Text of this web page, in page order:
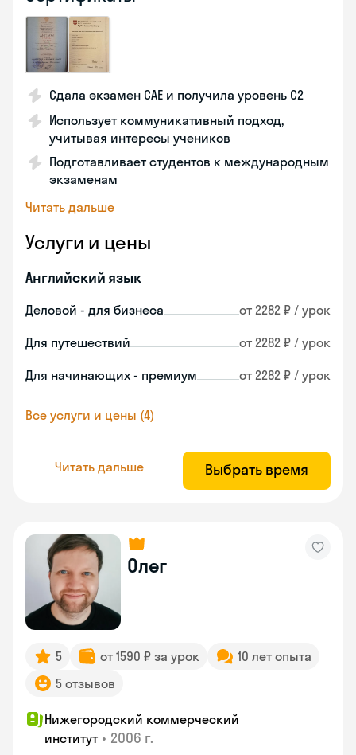
Сдала экзамен CAE и получила уровень С2
Использует коммуникативный подход,
учитывая интересы учеников
Подготавливает студентов к международным
экзаменам
Читать дальше
Услуги и цены
Английский язык
Деловой - для бизнеса от 2282 ₽ / урок
Для путешествий от 2282 ₽ / урок
Для начинающих - премиум от 2282 ₽ / урок
Все услуги и цены (4)
Читать дальше Выбрать время
Олег
5 от 1590 ₽ за урок
10 лет опыта
5 отзывов
Нижегородский коммерческий
институт • 2006 г.